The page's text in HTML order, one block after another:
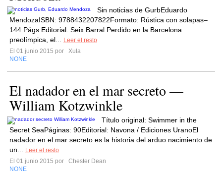
Sin noticias de GurbEduardo
MendozaISBN: 9788432207822Formato: Rústica con solapas–
144 Págs Editorial: Seix Barral Perdido en la Barcelona
preolímpica, el...
Leer el resto
El 01 junio 2015 por
Xula
NONE
El nadador en el mar secreto —
William Kotzwinkle
Título original: Swimmer in the
Secret SeaPáginas: 90Editorial: Navona / Ediciones UranoEl
nadador en el mar secreto es la historia del arduo nacimiento de
un...
Leer el resto
El 01 junio 2015 por
Chester Dean
NONE